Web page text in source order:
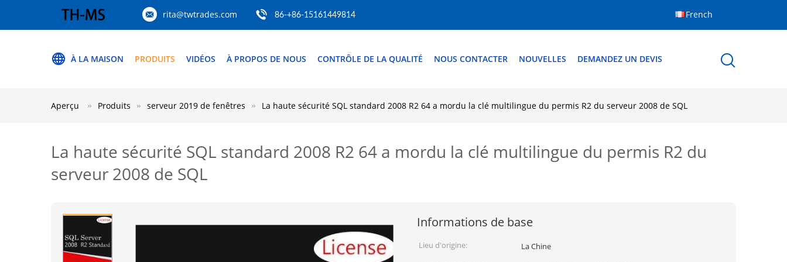
rita@twtrades.com 86-+86-15161449814 French
À LA MAISON PRODUITS VIDÉOS À PROPOS DE NOUS CONTRÔLE DE LA QUALITÉ NOUS CONTACTER NOUVELLES DEMANDEZ UN DEVIS
Aperçu Produits serveur 2019 de fenêtres La haute sécurité SQL standard 2008 R2 64 a mordu la clé multilingue du permis R2 du serveur 2008 de SQL
La haute sécurité SQL standard 2008 R2 64 a mordu la clé multilingue du permis R2 du
serveur 2008 de SQL
Informations de base
Lieu d'origine:
La Chine